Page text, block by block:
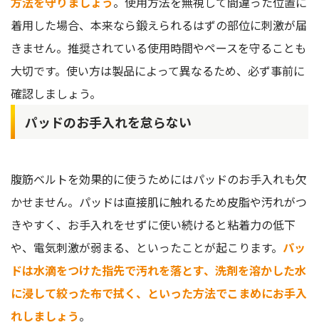
着用した場合、本来なら鍛えられるはずの部位に刺激が届
きません。推奨されている使用時間やペースを守ることも
大切です。使い方は製品によって異なるため、必ず事前に
確認しましょう。
パッドのお手入れを怠らない
腹筋ベルトを効果的に使うためにはパッドのお手入れも欠
かせません。パッドは直接肌に触れるため皮脂や汚れがつ
きやすく、お手入れをせずに使い続けると粘着力の低下
や、電気刺激が弱まる、といったことが起こります。 パッ
ドは水滴をつけた指先で汚れを落とす、洗剤を溶かした水
に浸して絞った布で拭く、といった方法でこまめにお手入
れしましょう。